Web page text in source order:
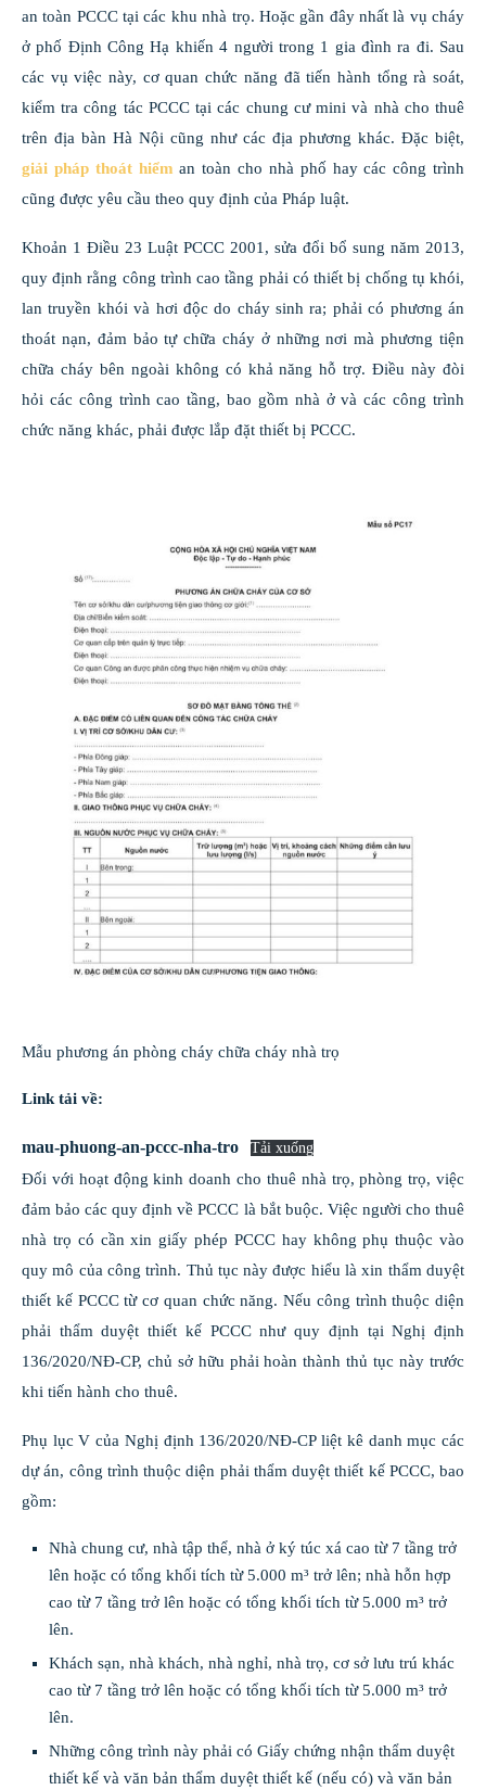
an toàn PCCC tại các khu nhà trọ. Hoặc gần đây nhất là vụ cháy
ở phố Định Công Hạ khiến 4 người trong 1 gia đình ra đi. Sau
các vụ việc này, cơ quan chức năng đã tiến hành tổng rà soát,
kiểm tra công tác PCCC tại các chung cư mini và nhà cho thuê
trên địa bàn Hà Nội cũng như các địa phương khác. Đặc biệt,
giải pháp thoát hiểm an toàn cho nhà phố hay các công trình
cũng được yêu cầu theo quy định của Pháp luật.
Khoản 1 Điều 23 Luật PCCC 2001, sửa đổi bổ sung năm 2013,
quy định rằng công trình cao tầng phải có thiết bị chống tụ khói,
lan truyền khói và hơi độc do cháy sinh ra; phải có phương án
thoát nạn, đảm bảo tự chữa cháy ở những nơi mà phương tiện
chữa cháy bên ngoài không có khả năng hỗ trợ. Điều này đòi
hỏi các công trình cao tầng, bao gồm nhà ở và các công trình
chức năng khác, phải được lắp đặt thiết bị PCCC.
Mẫu phương án phòng cháy chữa cháy nhà trọ
Link tải về:
mau-phuong-an-pccc-nha-tro Tải xuống
Đối với hoạt động kinh doanh cho thuê nhà trọ, phòng trọ, việc
đảm bảo các quy định về PCCC là bắt buộc. Việc người cho thuê
nhà trọ có cần xin giấy phép PCCC hay không phụ thuộc vào
quy mô của công trình. Thủ tục này được hiểu là xin thẩm duyệt
thiết kế PCCC từ cơ quan chức năng. Nếu công trình thuộc diện
phải thẩm duyệt thiết kế PCCC như quy định tại Nghị định
136/2020/NĐ-CP, chủ sở hữu phải hoàn thành thủ tục này trước
khi tiến hành cho thuê.
Phụ lục V của Nghị định 136/2020/NĐ-CP liệt kê danh mục các
dự án, công trình thuộc diện phải thẩm duyệt thiết kế PCCC, bao
gồm:
Nhà chung cư, nhà tập thể, nhà ở ký túc xá cao từ 7 tầng trở
lên hoặc có tổng khối tích từ 5.000 m³ trở lên; nhà hỗn hợp
cao từ 7 tầng trở lên hoặc có tổng khối tích từ 5.000 m³ trở
lên.
Khách sạn, nhà khách, nhà nghỉ, nhà trọ, cơ sở lưu trú khác
cao từ 7 tầng trở lên hoặc có tổng khối tích từ 5.000 m³ trở
lên.
Những công trình này phải có Giấy chứng nhận thẩm duyệt
thiết kế và văn bản thẩm duyệt thiết kế (nếu có) và văn bản